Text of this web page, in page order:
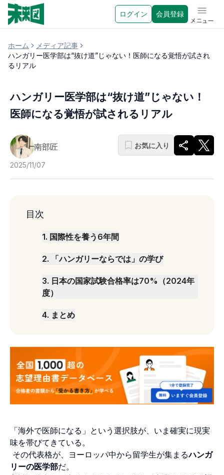
ログイン 会員登録 メニュ
ホーム
メディア記事
ハンガリー医学部は“抜け道”じゃない！医師になる覚悟が試され
るリアル
ハンガリー医学部は“抜け道”じゃない！
医師になる覚悟が試されるリアル
南部匠
2025/11/07
お気に入り
目次
1. 国際性を養う6年間
2. 「ハンガリーならでは」の学び
3. 日本の国家試験合格率は70%（2024年
度）
4. まとめ
「海外で医師になる」という選択肢が、いま確実に現実
味を帯びてきている。
その代表格が、ヨーロッパ中から留学生が集まるハンガ
リーの医学部だ。